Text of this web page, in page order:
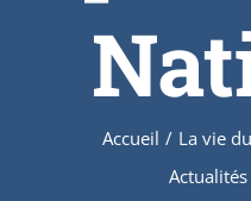
Accueil / La vie